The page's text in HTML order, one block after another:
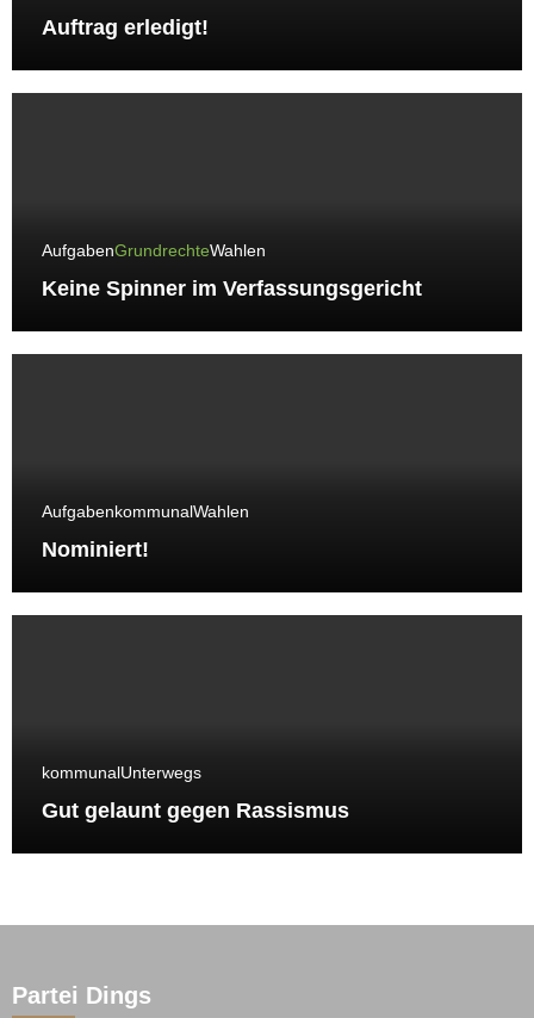
Auftrag erledigt!
AufgabenGrundrechteWahlen
Keine Spinner im Verfassungsgericht
AufgabenkommunalWahlen
Nominiert!
kommunalUnterwegs
Gut gelaunt gegen Rassismus
Partei Dings